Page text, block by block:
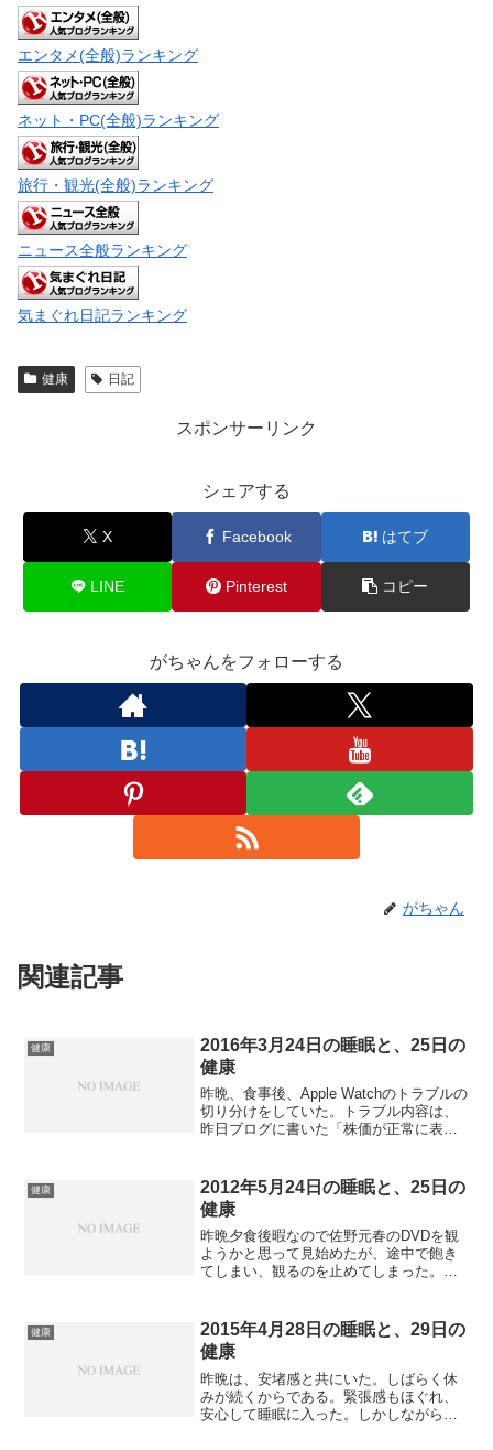
エンタメ(全般)ランキング
ネット・PC(全般)ランキング
旅行・観光(全般)ランキング
ニュース全般ランキング
気まぐれ日記ランキング
健康 日記
スポンサーリンク
シェアする
X Facebook はてブ
LINE Pinterest コピー
がちゃんをフォローする
がちゃん
関連記事
健康
2016年3月24日の睡眠と、25日の
健康
昨晩、食事後、Apple Watchのトラブルの
切り分けをしていた。トラブル内容は、
昨日ブログに書いた「株価が正常に表示
ングを解除までしてみた。しかし、...
健康
2012年5月24日の睡眠と、25日の
健康
昨晩夕食後暇なので佐野元春のDVDを観
ようかと思って見始めたが、途中で飽き
てしまい、観るのを止めてしまった。そ
に入り、ベッドで横になっているといつ
の間にか寝ている。それ...
健康
2015年4月28日の睡眠と、29日の
健康
昨晩は、安堵感と共にいた。しばらく休
みが続くからである。緊張感もほぐれ、
安心して睡眠に入った。しかしながら、